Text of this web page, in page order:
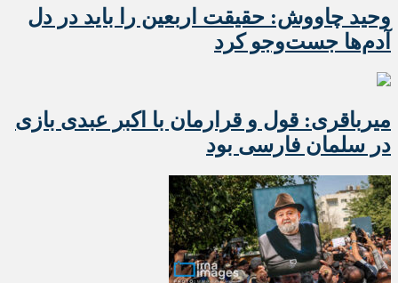
وحید چاووش: حقیقت اربعین را باید در دل
آدم‌ها جست‌وجو کرد
میرباقری: قول و قرارمان با اکبر عبدی بازی
در سلمان فارسی بود